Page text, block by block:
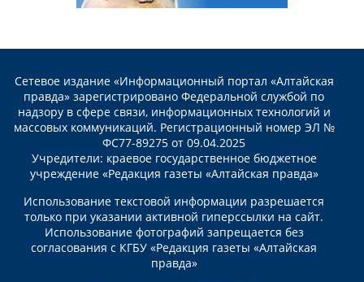
Сетевое издание «Информационный портал «Алтайская
правда» зарегистрировано Федеральной службой по
надзору в сфере связи, информационных технологий и
массовых коммуникаций. Регистрационный номер ЭЛ №
ФС77-89275 от 09.04.2025
Учредители: краевое государственное бюджетное
учреждение «Редакция газеты «Алтайская правда»
Использование текстовой информации разрешается
только при указании активной гиперссылки на сайт.
Использование фотографий запрещается без
согласования с КГБУ «Редакция газеты «Алтайская
правда»